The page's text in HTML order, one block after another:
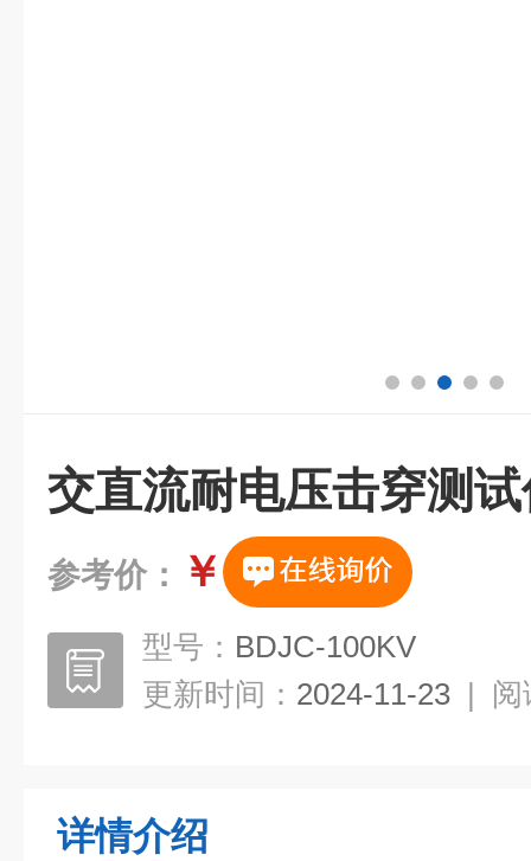
交直流耐电压击穿测
参考价： ￥
型号： BDJC-100KV
更新时间： 2024-11-23 | 阅
详情介绍